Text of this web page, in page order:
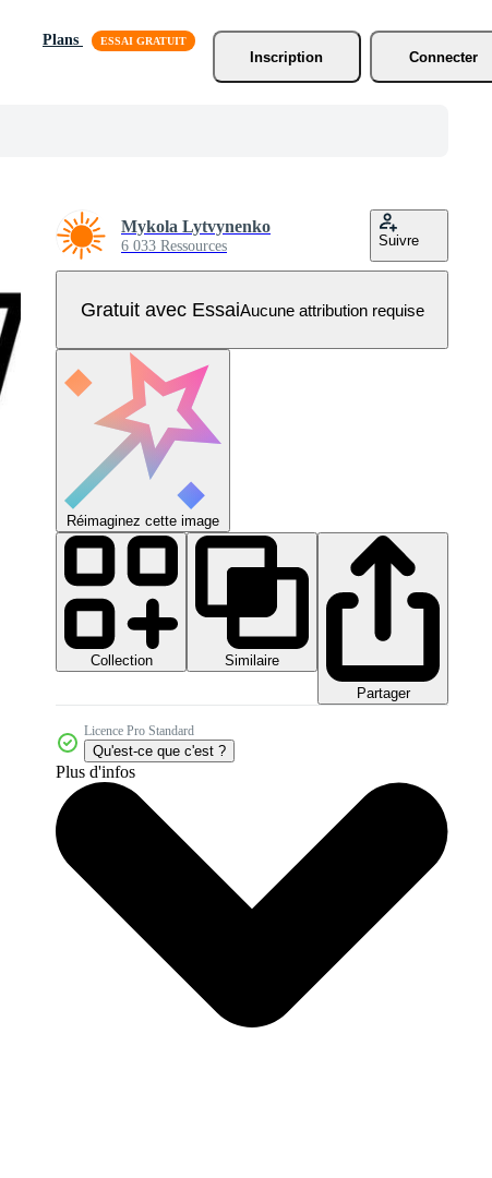
Plans
Inscription
Connecter
Mykola Lytvynenko
6 033 Ressources Suivre
Gratuit avec EssaiAucune attribution requise
Réimaginez cette image
Collection
Similaire
Partager
Licence Pro Standard
Qu'est-ce que c'est ?
Plus d'infos